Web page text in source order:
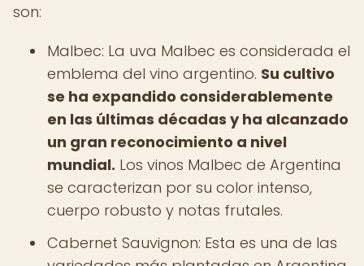
son:
Malbec: La uva Malbec es considerada el
emblema del vino argentino. Su cultivo
se ha expandido considerablemente
en las últimas décadas y ha alcanzado
un gran reconocimiento a nivel
mundial. Los vinos Malbec de Argentina
se caracterizan por su color intenso,
cuerpo robusto y notas frutales.
Cabernet Sauvignon: Esta es una de las